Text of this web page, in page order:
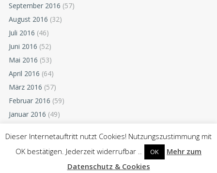
September 2016 (57)
August 2016 (32)
Juli 2016 (46)
Juni 2016 (52)
Mai 2016 (53)
April 2016 (64)
März 2016 (57)
Februar 2016 (59)
Januar 2016 (49)
November 2015(55)
Oktober 2015(54)
Dieser Internetauftritt nutzt Cookies! Nutzungszustimmung mit
OK bestätigen. Jederzeit widerrufbar ..
OK
Mehr zum
Datenschutz & Cookies